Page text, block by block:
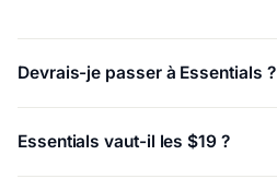
Devrais-je passer à Essentials ?
Essentials vaut-il les $19 ?